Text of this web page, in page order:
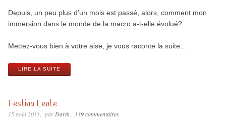
Depuis, un peu plus d’un mois est passé, alors, comment mon
immersion dans le monde de la macro a-t-elle évolué?
Mettez-vous bien à votre aise, je vous raconte la suite…
LIRE LA SUITE
Festina Lente
15 août 2011 parDarth 139 commentaires